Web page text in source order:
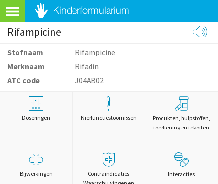
Rifampicine
Stofnaam
Rifampicine
Merknaam
Rifadin
ATC code
J04AB02
Doseringen Nierfunctiestoornissen
Produkten, hulpstoffen,
toediening en tekorten
Bijwerkingen
Contraindicaties
Interacties